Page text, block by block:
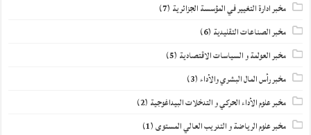
مخبر ادارة التغيير في المؤسسة الجزائرية (7)
مخبر الصناعات التقليدية (6)
مخبر العولمة و السياسات الاقتصادية (5)
مخبر رأس المال البشري والأداء(3)
مخبر علوم الأداء الحركي و التدخلات البيداغوجية (2)
مخبر علوم الرياضة و التدريب العالي المستوى(1)